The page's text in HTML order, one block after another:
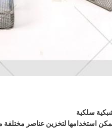
سلكية
استخدامها لتخزين عناصر مختلفة